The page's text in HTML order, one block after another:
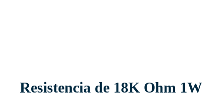
Resistencia de 18K Ohm 1W